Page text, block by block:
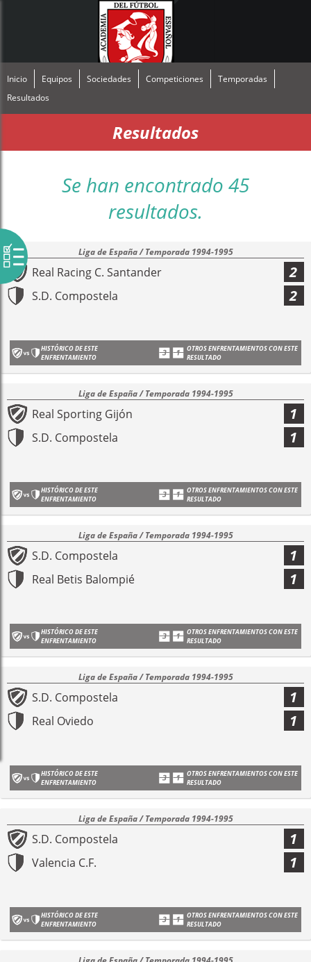
Inicio Equipos Sociedades Competiciones
Temporadas
Resultados
Resultados
Se han encontrado 45
resultados.
Liga de España / Temporada 1994-1995
Real Racing C. Santander 2
S.D. Compostela 2
HISTÓRICO DE ESTE
ENFRENTAMIENTO
OTROS ENFRENTAMIENTOS CON ESTE
RESULTADO
Liga de España / Temporada 1994-1995
Real Sporting Gijón 1
S.D. Compostela 1
HISTÓRICO DE ESTE
ENFRENTAMIENTO
OTROS ENFRENTAMIENTOS CON ESTE
RESULTADO
Liga de España / Temporada 1994-1995
S.D. Compostela 1
Real Betis Balompié 1
HISTÓRICO DE ESTE
ENFRENTAMIENTO
OTROS ENFRENTAMIENTOS CON ESTE
RESULTADO
Liga de España / Temporada 1994-1995
S.D. Compostela 1
Real Oviedo 1
HISTÓRICO DE ESTE
ENFRENTAMIENTO
OTROS ENFRENTAMIENTOS CON ESTE
RESULTADO
Liga de España / Temporada 1994-1995
S.D. Compostela 1
Valencia C.F. 1
HISTÓRICO DE ESTE
ENFRENTAMIENTO
OTROS ENFRENTAMIENTOS CON ESTE
RESULTADO